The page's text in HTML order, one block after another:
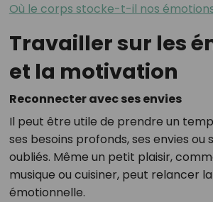
Où le corps stocke-t-il nos
Travailler sur les
et la motivation
Reconnecter avec ses envies
Il peut être utile de prendre un
ses besoins profonds, ses envies ou
oubliés. Même un petit plaisir,
musique ou cuisiner, peut relancer
émotionnelle.